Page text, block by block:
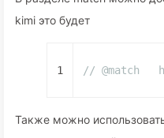
kimi это будет
1 // @match
Также можно